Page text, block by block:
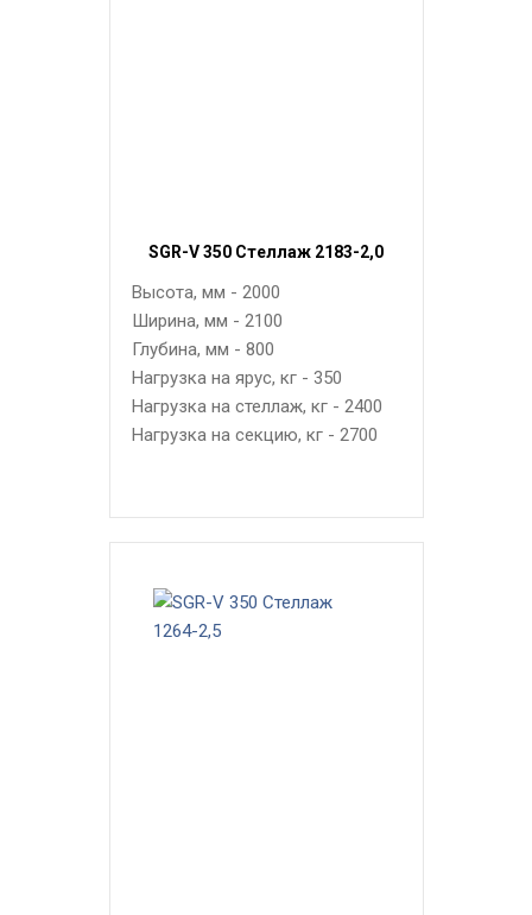
SGR-V 350 Стеллаж 2183-2,0
Высота, мм - 2000
Ширина, мм - 2100
Глубина, мм - 800
Нагрузка на ярус, кг - 350
Нагрузка на стеллаж, кг - 2400
Нагрузка на секцию, кг - 2700